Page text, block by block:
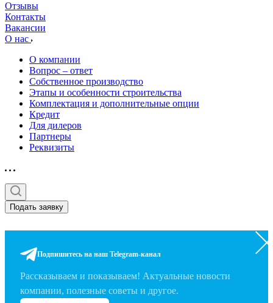
Отзывы
Контакты
Вакансии
О нас
О компании
Вопрос – ответ
Собственное производство
Этапы и особенности строительства
Комплектация и дополнительные опции
Кредит
Для дилеров
Партнеры
Реквизиты
Подать заявку
Подпишитесь на наш Telegram-канал
Рассказываем и показываем! Актуальные новости
компании, полезные советы и другое.